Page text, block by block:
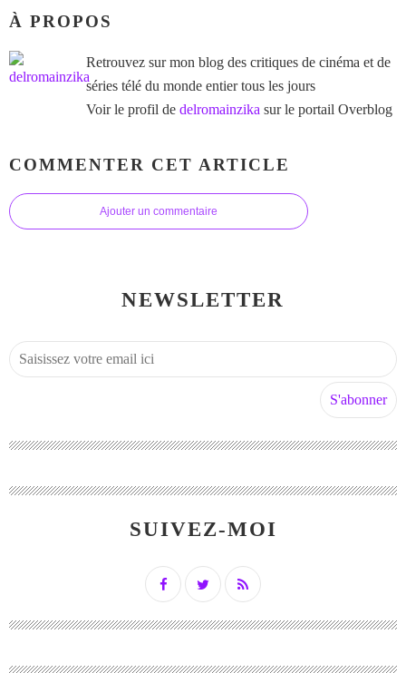
À PROPOS
Retrouvez sur mon blog des critiques de cinéma et de
séries télé du monde entier tous les jours
Voir le profil de delromainzika sur le portail Overblog
COMMENTER CET ARTICLE
Ajouter un commentaire
NEWSLETTER
SUIVEZ-MOI